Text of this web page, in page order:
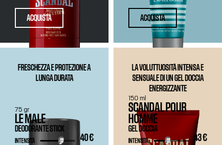
ACQUISTA ACQUISTA
FRESCHEZZA E PROTEZIONE A
LUNGA DURATA
LE MALE
DEODORANTE STICK
40 €
INTENSITÀ
75 gr
LA VOLUTTUOSITÀ INTENSA E
SENSUALE DI UN GEL DOCCIA
ENERGIZZANTE
SCANDAL POUR
HOMME
GEL DOCCIA
43 €
INTENSITÀ
150 ml